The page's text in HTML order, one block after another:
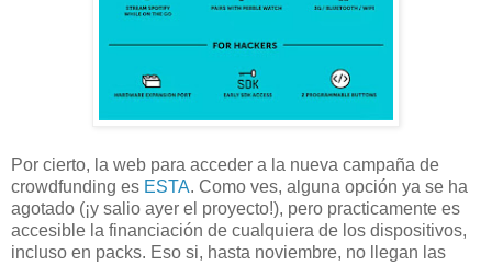
Por cierto, la web para acceder a la nueva campaña de
crowdfunding es ESTA. Como ves, alguna opción ya se ha
agotado (¡y salio ayer el proyecto!), pero practicamente es
accesible la financiación de cualquiera de los dispositivos,
incluso en packs. Eso si, hasta noviembre, no llegan las